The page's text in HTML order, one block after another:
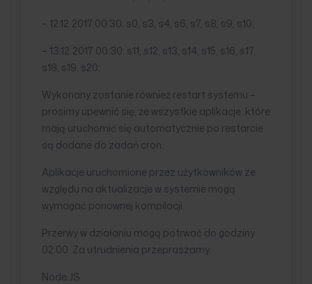
– 12.12.2017 00:30: s0, s3, s4, s6, s7, s8, s9, s10;
– 13.12.2017 00:30: s11, s12, s13, s14, s15, s16, s17,
s18, s19, s20;
Wykonany zostanie również restart systemu –
prosimy upewnić się, że wszystkie aplikacje, które
mają uruchomić się automatycznie po restarcie
są dodane do zadań cron.
Aplikacje uruchomione przez użytkowników ze
względu na aktualizacje w systemie mogą
wymagać ponownej kompilacji.
Przerwy w działaniu mogą potrwać do godziny
02:00. Za utrudnienia przepraszamy.
Node.JS